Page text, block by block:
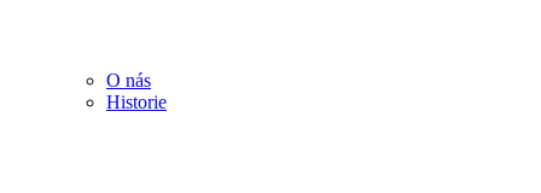
O nás
Historie